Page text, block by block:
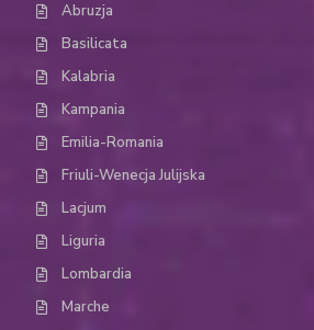
Abruzja
Basilicata
Kalabria
Kampania
Emilia-Romania
Friuli-Wenecja Julijska
Lacjum
Liguria
Lombardia
Marche